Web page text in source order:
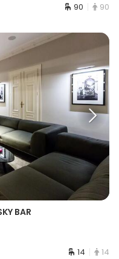
90 90
BAR
14 14